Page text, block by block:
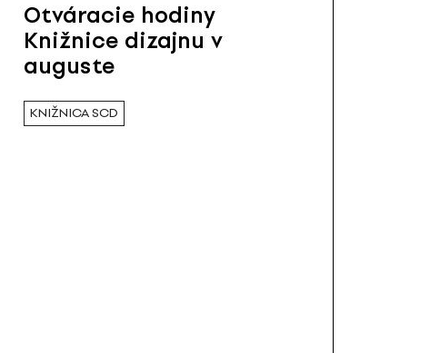
Otváracie hodiny
Knižnice dizajnu v
auguste
KNIŽNICA SCD